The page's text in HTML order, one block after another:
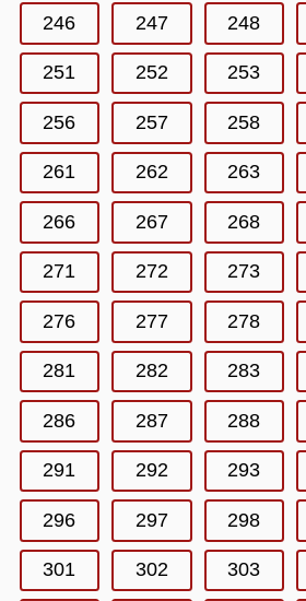
246 247 248
251 252 253
256 257 258
261 262 263
266 267 268
271 272 273
276 277 278
281 282 283
286 287 288
291 292 293
296 297 298
301 302 303